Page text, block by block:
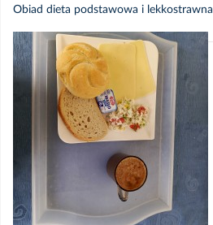
Obiad dieta podstawowa i lekkostrawna